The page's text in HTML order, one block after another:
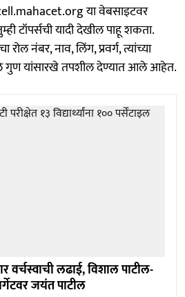
या वेबसाइटवर
टॉपर्सची यादी देखील पाहू शकता.
रोल नंबर, नाव, लिंग, प्रवर्ग, त्यांच्या
गुण यांसारखे तपशील देण्यात आले आहेत.
वर्चस्वाची लढाई, विशाल पाटील-
जयंत पाटील